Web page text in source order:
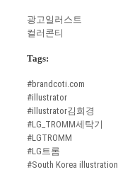
광고일러스트
컬러콘티
Tags:
#brandcoti.com
#illustrator
#illustrator김희경
#LG_TROMM세탁기
#LGTROMM
#LG트롬
#South Korea illustration